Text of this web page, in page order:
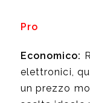
Pro
Economico:
elettronici,
un prezzo